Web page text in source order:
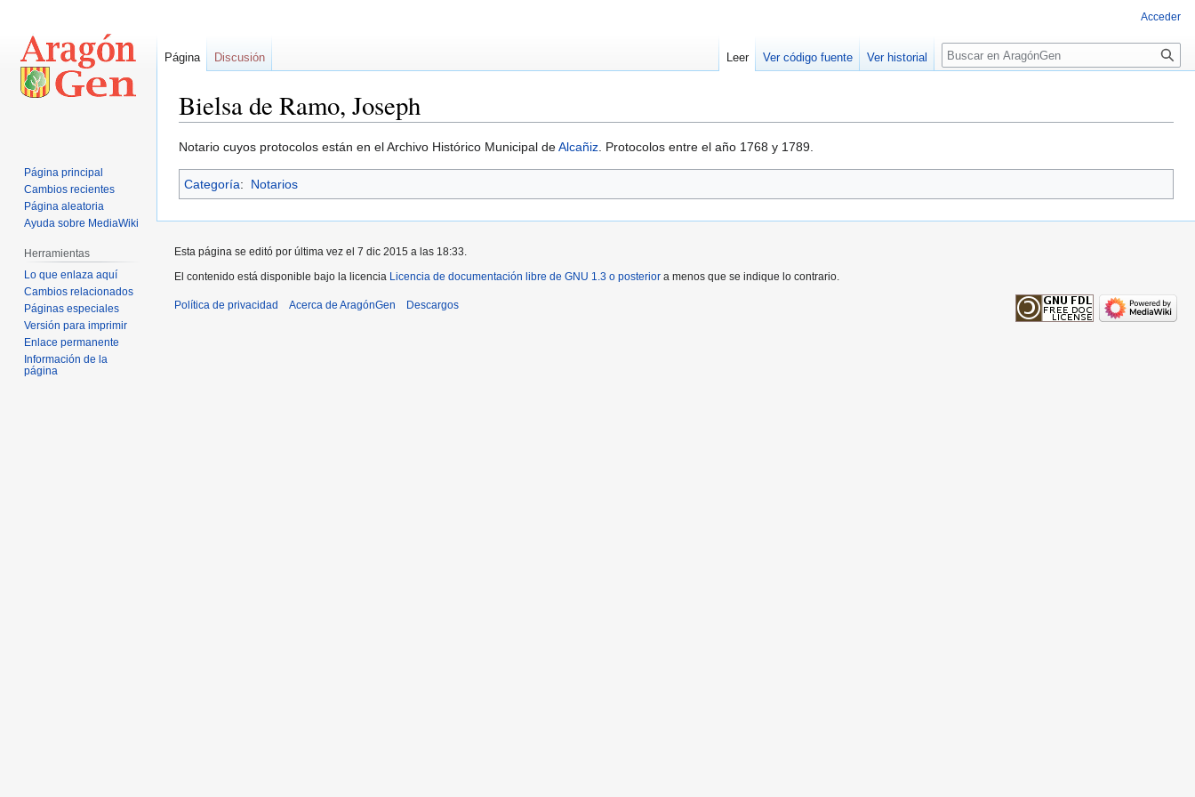
Bielsa de Ramo, Joseph
Ir
a
la
Ir
a
la
Notario cuyos protocolos están en el Archivo Histórico Municipal deAlcañiz. Protocolos entre el año 1768 y 1789.
Categoría: Notarios
Acceder
Página Discusión Leer Ver código fuente Ver historial Buscar
Página principal
Cambios recientes
Página aleatoria
Ayuda sobre MediaWiki
Herramientas
Lo que enlaza aquí
Cambios relacionados
Páginas especiales
Versión para imprimir
Enlace permanente
Información de la
página
Esta página se editó por última vez el 7 dic 2015 a las 18:33.
El contenido está disponible bajo la licencia Licencia de documentación libre de GNU 1.3 o posterior a menos que se indique lo contrario.
Política de privacidad Acerca de AragónGen Descargos